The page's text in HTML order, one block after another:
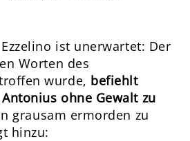
ist unerwartet: Der
Worten des
wurde, befiehlt
ohne Gewalt zu
grausam ermorden zu
hinzu: